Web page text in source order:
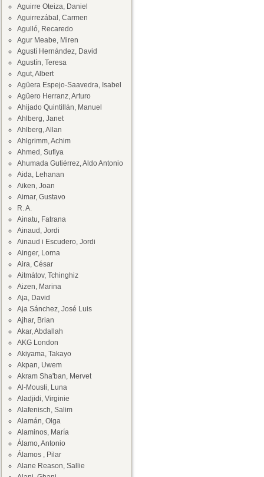
Aguirre Oteiza, Daniel
Aguirrezábal, Carmen
Agulló, Recaredo
Agur Meabe, Miren
Agustí Hernández, David
Agustín, Teresa
Agut, Albert
Agüera Espejo-Saavedra, Isabel
Agüero Herranz, Arturo
Ahijado Quintillán, Manuel
Ahlberg, Janet
Ahlberg, Allan
Ahlgrimm, Achim
Ahmed, Sufiya
Ahumada Gutiérrez, Aldo Antonio
Aida, Lehanan
Aiken, Joan
Aimar, Gustavo
R. A.
Ainatu, Fatrana
Ainaud, Jordi
Ainaud i Escudero, Jordi
Ainger, Lorna
Aira, César
Aitmátov, Tchinghiz
Aizen, Marina
Aja, David
Aja Sánchez, José Luis
Ajhar, Brian
Akar, Abdallah
AKG London
Akiyama, Takayo
Akpan, Uwem
Akram Sha'ban, Mervet
Al-Mousli, Luna
Aladjidi, Virginie
Alafenisch, Salim
Alamán, Olga
Alaminos, María
Álamo, Antonio
Álamos , Pilar
Alane Reason, Sallie